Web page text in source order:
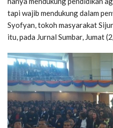
tapi wajib mendukung dalam
Syofyan, tokoh masyarakat
itu, pada Jurnal Sumbar, Jumat